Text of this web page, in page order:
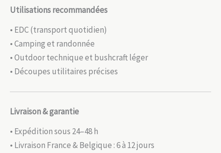
Utilisations recommandées
• EDC (transport quotidien)
• Camping et randonnée
• Outdoor technique et bushcraft léger
• Découpes utilitaires précises
Livraison & garantie
• Expédition sous 24–48 h
• Livraison France & Belgique : 6 à 12 jours